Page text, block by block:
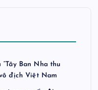
Ban Nha thu
địch Việt Nam